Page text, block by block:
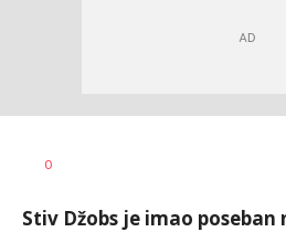
AUTOR
0
Stiv Džobs je imao poseban